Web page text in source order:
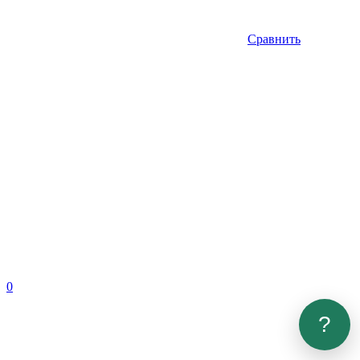
Сравнить
0
?